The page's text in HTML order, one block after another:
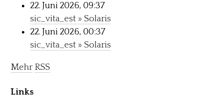
22. Juni 2026, 09:37
sic_vita_est » Solaris
22. Juni 2026, 00:37
sic_vita_est » Solaris
Mehr RSS
Links